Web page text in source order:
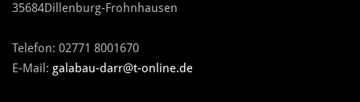
35684Dillenburg-Frohnhausen
Telefon: 02771 8001670
E-Mail: galabau-darr@t-online.de